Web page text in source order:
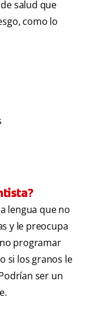
salud que
como lo
lengua que no
y le preocupa
programar
si los granos le
ser un